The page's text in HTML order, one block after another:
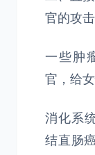
官的攻击
一些肿
官，给
消化系
结直肠